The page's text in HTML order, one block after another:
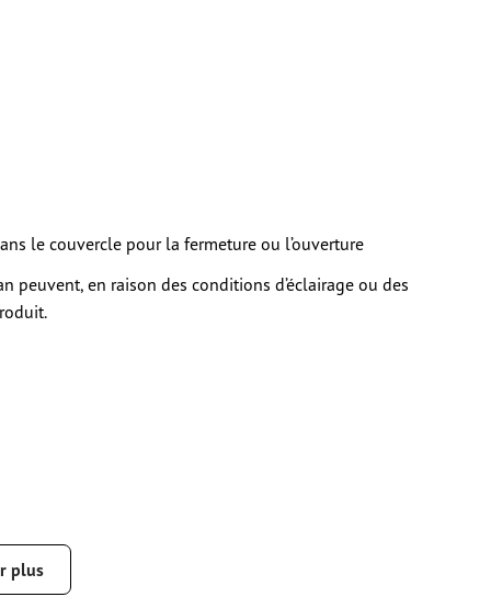
le couvercle pour la fermeture ou l’ouverture
peuvent, en raison des conditions d’éclairage ou des
plus